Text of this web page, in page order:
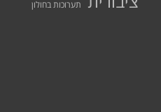
תערוכות בחולון